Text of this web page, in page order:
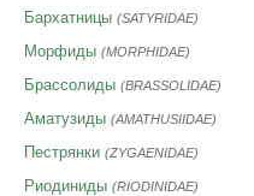
Бархатницы (SATYRIDAE)
Морфиды (MORPHIDAE)
Брассолиды (BRASSOLIDAE)
Аматузиды (AMATHUSIIDAE)
Пестрянки (ZYGAENIDAE)
Риодиниды (RIODINIDAE)